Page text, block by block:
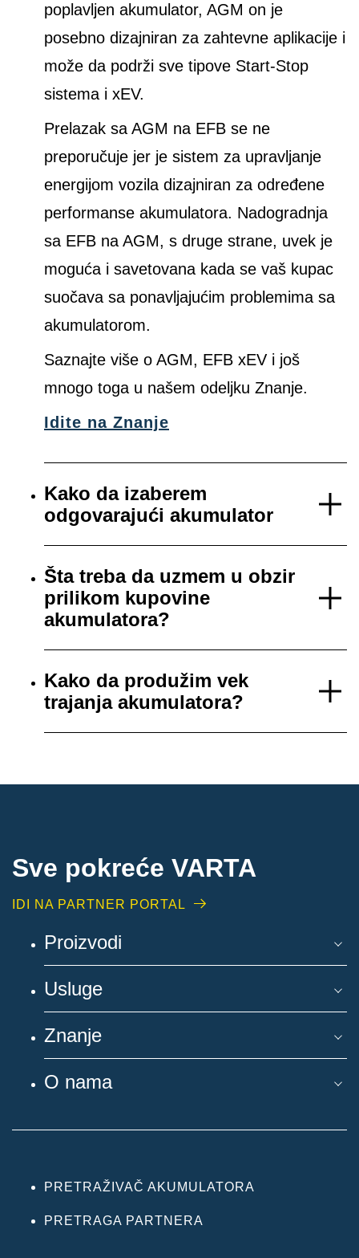
poplavljen akumulator, AGM on je
posebno dizajniran za zahtevne aplikacije i
može da podrži sve tipove Start-Stop
sistema i xEV.
Prelazak sa AGM na EFB se ne
preporučuje jer je sistem za upravljanje
energijom vozila dizajniran za određene
performanse akumulatora. Nadogradnja
sa EFB na AGM, s druge strane, uvek je
moguća i savetovana kada se vaš kupac
suočava sa ponavljajućim problemima sa
akumulatorom.
Saznajte više o AGM, EFB xEV i još
mnogo toga u našem odeljku Znanje.
Idite na Znanje
Kako da izaberem
odgovarajući akumulator
Šta treba da uzmem u obzir
prilikom kupovine
akumulatora?
Kako da produžim vek
trajanja akumulatora?
Sve pokreće VARTA
IDI NA PARTNER PORTAL
Proizvodi
Usluge
Znanje
O nama
PRETRAŽIVAČ AKUMULATORA
PRETRAGA PARTNERA